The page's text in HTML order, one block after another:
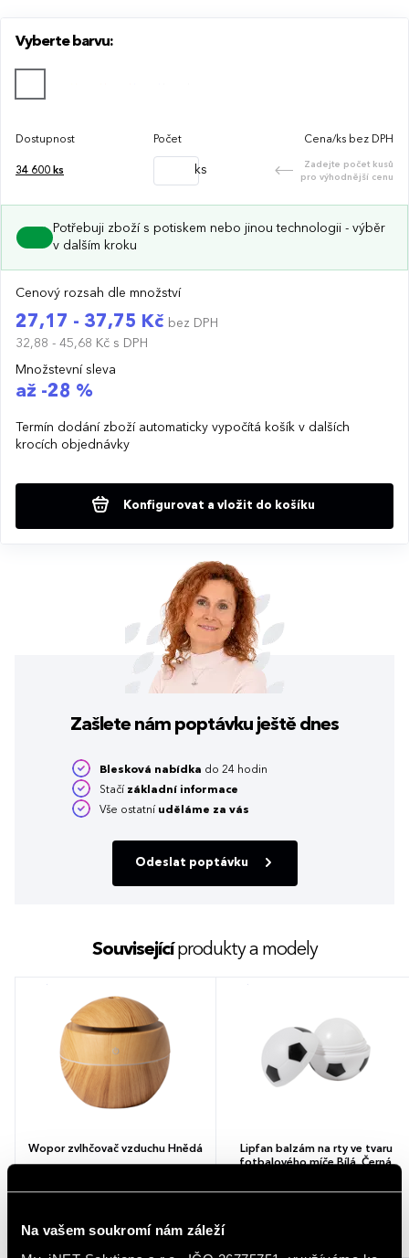
Na vašem soukromí nám záleží
Vyberte barvu:
Dostupnost Počet Cena/ks bez DPH
34 600 ks ks
Zadejte počet kusů
pro výhodnější cenu
Potřebuji zboží s potiskem nebo jinou technologii - výběr
v dalším kroku
Cenový rozsah dle množství
27,17 - 37,75 Kč bez DPH
32,88 - 45,68 Kč s DPH
Množstevní sleva
až -28 %
Termín dodání zboží automaticky vypočítá košík v dalších
krocích objednávky
Konfigurovat a vložit do košíku
Zašlete nám poptávku ještě dnes
Blesková nabídka do 24 hodin
Stačí základní informace
Vše ostatní uděláme za vás
Odeslat poptávku
Souvisejícíprodukty a modely
Wopor zvlhčovač vzduchu Hnědá
105,89 - 147,08 Kč
Lipfan balzám na rty ve tvaru
fotbalového míče Bílá, Černá